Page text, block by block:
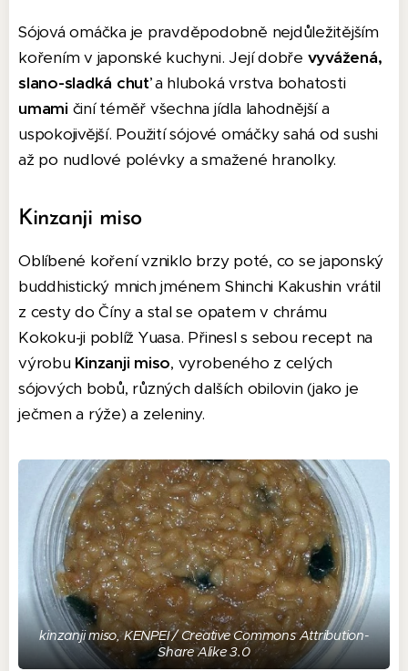
Sójová omáčka je pravděpodobně nejdůležitějším
kořením v japonské kuchyni. Její dobře vyvážená,
slano-sladká chuťa hluboká vrstva bohatosti
umami činí téměř všechna jídla lahodnější a
uspokojivější. Použití sójové omáčky sahá od sushi
až po nudlové polévky a smažené hranolky.
Kinzanji miso
Oblíbené koření vzniklo brzy poté, co se japonský
buddhistický mnich jménem Shinchi Kakushin vrátil
z cesty do Číny a stal se opatem v chrámu
Kokoku-ji poblíž Yuasa. Přinesl s sebou recept na
výrobu Kinzanji miso, vyrobeného z celých
sójových bobů, různých dalších obilovin (jako je
ječmen a rýže) a zeleniny.
kinzanji miso, KENPEI / Creative Commons Attribution-
Share Alike 3.0